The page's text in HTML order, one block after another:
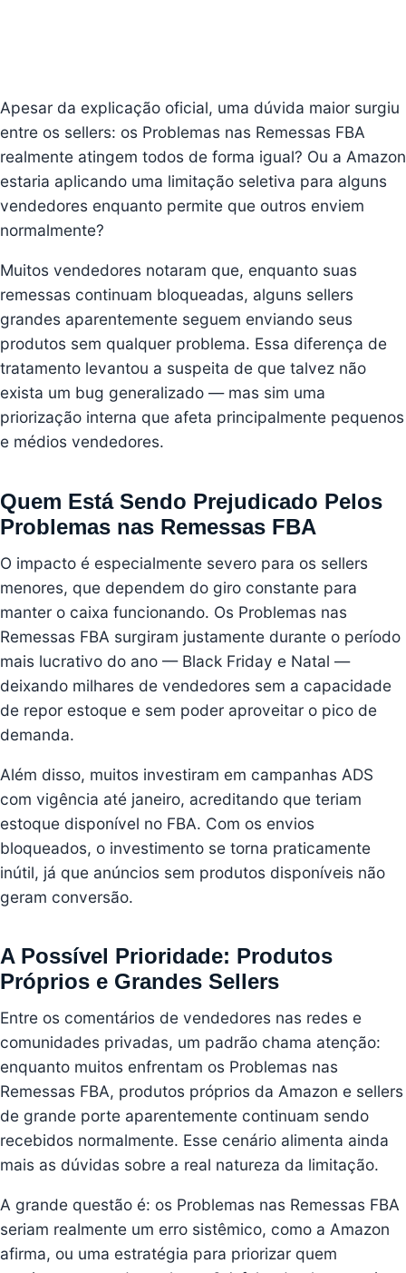
Apesar da explicação oficial, uma dúvida maior surgiu
entre os sellers: os Problemas nas Remessas FBA
realmente atingem todos de forma igual? Ou a Amazon
estaria aplicando uma limitação seletiva para alguns
vendedores enquanto permite que outros enviem
normalmente?
Muitos vendedores notaram que, enquanto suas
remessas continuam bloqueadas, alguns sellers
grandes aparentemente seguem enviando seus
produtos sem qualquer problema. Essa diferença de
tratamento levantou a suspeita de que talvez não
exista um bug generalizado — mas sim uma
priorização interna que afeta principalmente pequenos
e médios vendedores.
Quem Está Sendo Prejudicado Pelos
Problemas nas Remessas FBA
O impacto é especialmente severo para os sellers
menores, que dependem do giro constante para
manter o caixa funcionando. Os Problemas nas
Remessas FBA surgiram justamente durante o período
mais lucrativo do ano — Black Friday e Natal —
deixando milhares de vendedores sem a capacidade
de repor estoque e sem poder aproveitar o pico de
demanda.
Além disso, muitos investiram em campanhas ADS
com vigência até janeiro, acreditando que teriam
estoque disponível no FBA. Com os envios
bloqueados, o investimento se torna praticamente
inútil, já que anúncios sem produtos disponíveis não
geram conversão.
A Possível Prioridade: Produtos
Próprios e Grandes Sellers
Entre os comentários de vendedores nas redes e
comunidades privadas, um padrão chama atenção:
enquanto muitos enfrentam os Problemas nas
Remessas FBA, produtos próprios da Amazon e sellers
de grande porte aparentemente continuam sendo
recebidos normalmente. Esse cenário alimenta ainda
mais as dúvidas sobre a real natureza da limitação.
A grande questão é: os Problemas nas Remessas FBA
seriam realmente um erro sistêmico, como a Amazon
afirma, ou uma estratégia para priorizar quem